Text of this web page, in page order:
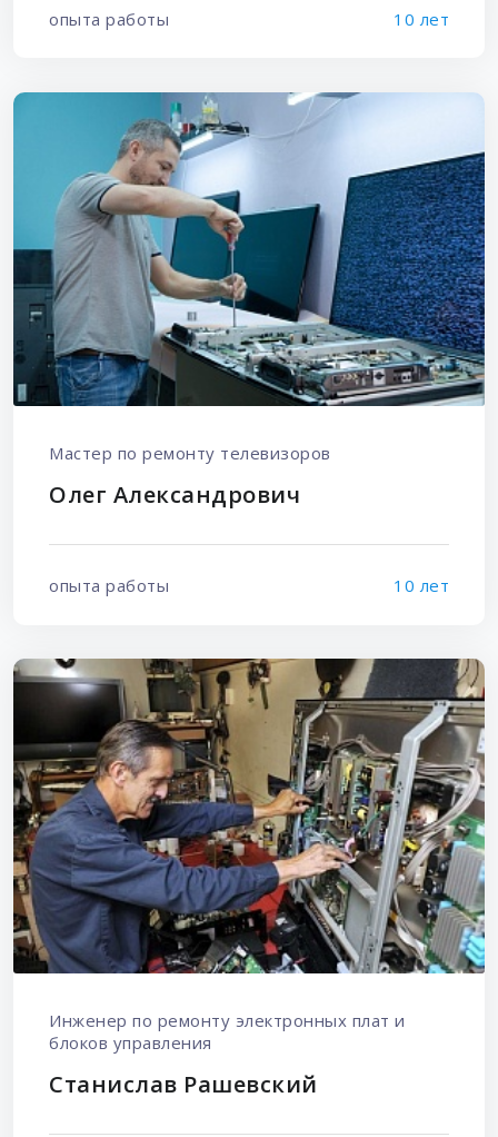
опыта работы 10 лет
Мастер по ремонту телевизоров
Олег Александрович
опыта работы 10 лет
Инженер по ремонту электронных плат и
блоков управления
Станислав Рашевский